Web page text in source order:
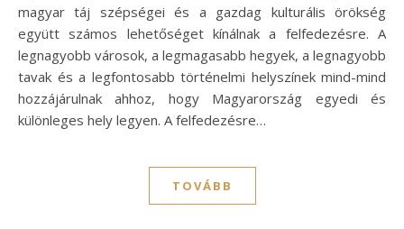
magyar táj szépségei és a gazdag kulturális örökség
együtt számos lehetőséget kínálnak a felfedezésre. A
legnagyobb városok, a legmagasabb hegyek, a legnagyobb
tavak és a legfontosabb történelmi helyszínek mind-mind
hozzájárulnak ahhoz, hogy Magyarország egyedi és
különleges hely legyen. A felfedezésre…
TOVÁBB